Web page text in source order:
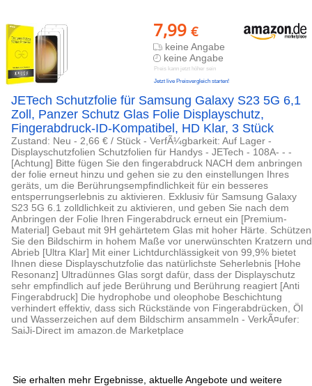
7,99 €
keine Angabe
keine Angabe
Preis kann jetzt höher sein
Jetzt live Preisvergleich starten!
JETech Schutzfolie für Samsung Galaxy S23 5G 6,1
Zoll, Panzer Schutz Glas Folie Displayschutz,
Fingerabdruck-ID-Kompatibel, HD Klar, 3 Stück
Zustand: Neu - 2,66 € / Stück - VerfÃ¼gbarkeit: Auf Lager -
Displayschutzfolien Schutzfolien für Handys - JETech - 108A- - -
[Achtung] Bitte fügen Sie den fingerabdruck NACH dem anbringen
der folie erneut hinzu und gehen sie zu den einstellungen Ihres
geräts, um die Berührungsempfindlichkeit für ein besseres
entsperrungserlebnis zu aktivieren. Exklusiv für Samsung Galaxy
S23 5G 6.1 zolldlichkeit zu aktivieren, und geben Sie nach dem
Anbringen der Folie Ihren Fingerabdruck erneut ein [Premium-
Material] Gebaut mit 9H gehärtetem Glas mit hoher Härte. Schützen
Sie den Bildschirm in hohem Maße vor unerwünschten Kratzern und
Abrieb [Ultra Klar] Mit einer Lichtdurchlässigkeit von 99,9% bietet
Ihnen diese Displayschutzfolie das natürlichste Seherlebnis [Hohe
Resonanz] Ultradünnes Glas sorgt dafür, dass der Displayschutz
sehr empfindlich auf jede Berührung und Berührung reagiert [Anti
Fingerabdruck] Die hydrophobe und oleophobe Beschichtung
verhindert effektiv, dass sich Rückstände von Fingerabdrücken, Öl
und Wasserzeichen auf dem Bildschirm ansammeln - VerkÃ¤ufer:
SaiJi-Direct im amazon.de Marketplace
Sie erhalten mehr Ergebnisse, aktuelle Angebote und weitere